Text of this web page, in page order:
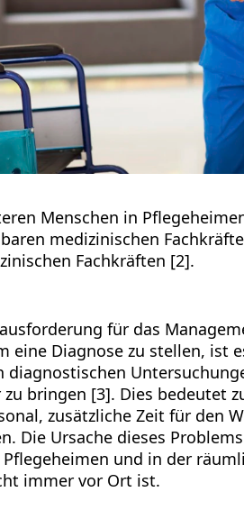
Menschen in
medizinischen
Fachkräften [2].
für das
eine Diagnose zu stellen, ist
diagnostischen
zu bringen [3]. Dies bedeutet
zusätzliche Zeit für den
Die Ursache dieses
und in der
immer vor Ort ist.